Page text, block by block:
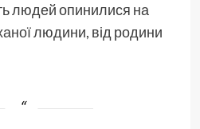
людей опинилися на
людини, від родини